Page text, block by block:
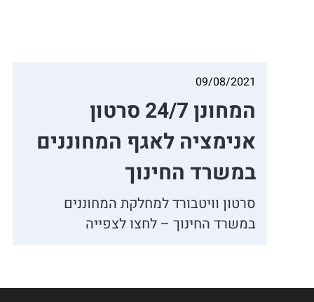
09/08/2021
המחונן 24/7 סרטון
אנימציה לאגף המחוננים
במשרד החינוך
סרטון וויטבורד למחלקת המחוננים
במשרד החינוך – לחצו לצפייה